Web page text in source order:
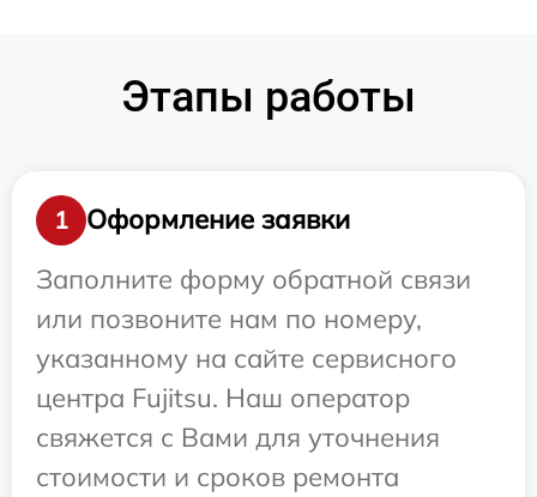
Этапы работы
1
Оформление заявки
Заполните форму обратной связи
или позвоните нам по номеру,
указанному на сайте сервисного
центра Fujitsu. Наш оператор
свяжется с Вами для уточнения
стоимости и сроков ремонта